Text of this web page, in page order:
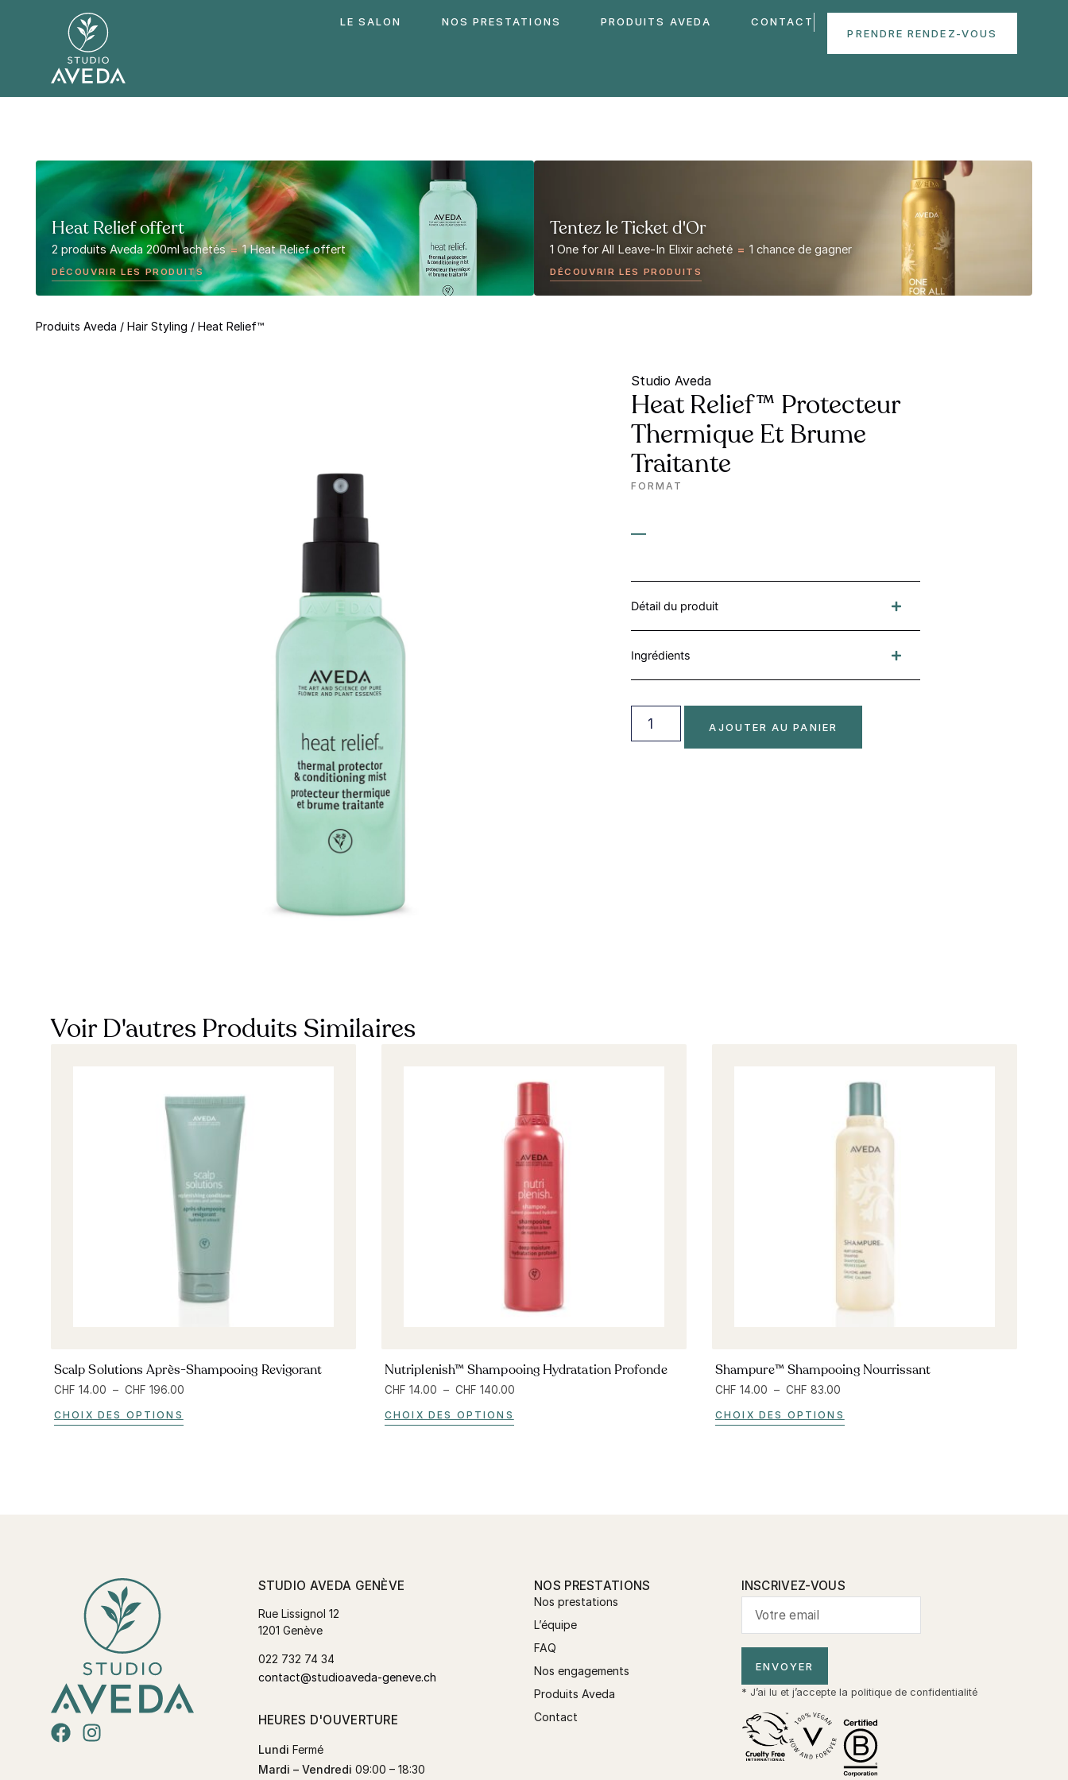
LE SALON NOS PRESTATIONS PRODUITS AVEDA
CONTACT
PRENDRE RENDEZ-VOUS
Heat Relief offert
2 produits Aveda 200ml achetés =1 Heat Relief offert
DÉCOUVRIR LES PRODUITS
Tentez le Ticket d'Or
1 One for All Leave-In Elixir acheté = 1 chance de gagner
DÉCOUVRIR LES PRODUITS
Produits Aveda / Hair Styling / Heat Relief™
Studio Aveda
Heat Relief™ Protecteur
Thermique Et Brume
Traitante
FORMAT
—
Détail du produit
Ingrédients
AJOUTER AU PANIER
Voir D'autres Produits Similaires
Scalp Solutions Après-Shampooing Revigorant
CHF 14.00 – CHF 196.00
CHOIX DES OPTIONS
Nutriplenish™ Shampooing Hydratation Profonde
CHF 14.00 – CHF 140.00
CHOIX DES OPTIONS
Shampure™ Shampooing Nourrissant
CHF 14.00 – CHF 83.00
CHOIX DES OPTIONS
STUDIO AVEDA GENÈVE
Rue Lissignol 12
1201 Genève
022 732 74 34
contact@studioaveda-geneve.ch
HEURES D'OUVERTURE
Lundi Fermé
Mardi – Vendredi 09:00 – 18:30
NOS PRESTATIONS
Nos prestations
L’équipe
FAQ
Nos engagements
Produits Aveda
Contact
INSCRIVEZ-VOUS
ENVOYER
* J’ai lu et j’accepte la politique de confidentialité